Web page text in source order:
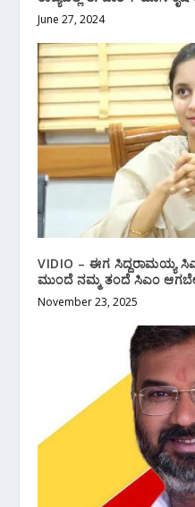
June 27, 2024
VIDIO – ಈಗ ಸಿದ್ದರಾಮಯ್ಯ
ಮುಂದೆ ನಮ್ಮ ತಂದೆ ಸಿಎಂ
November 23, 2025